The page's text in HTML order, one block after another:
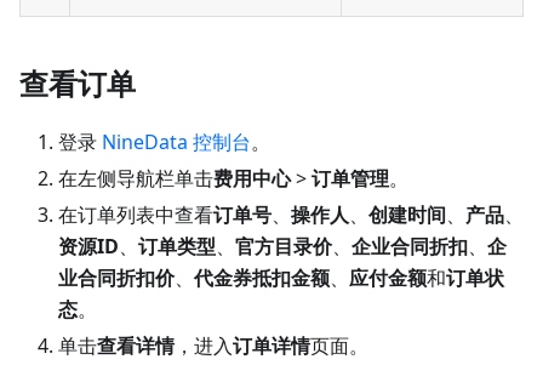
查看订单
登录 NineData 控制台。
在左侧导航栏单击费用中心>订单管理。
在订单列表中查看订单号、 操作人、 创建时间、 产品、
资源ID、 订单类型、 官方目录价、 企业合同折扣、 企
业合同折扣价、 代金券抵扣金额、 应付金额和订单状
态。
单击查看详情，进入订单详情页面。